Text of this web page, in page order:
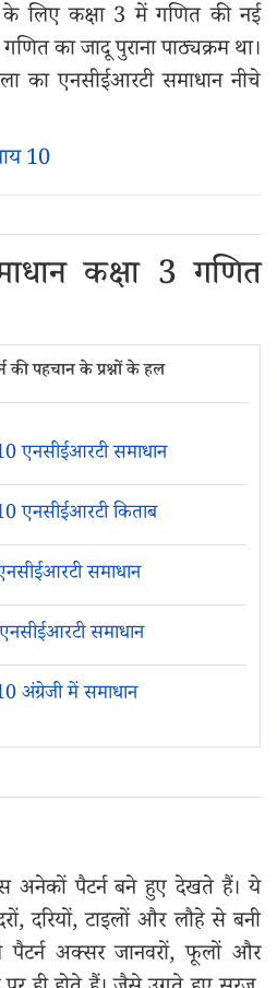
लिए कक्षा 3 में गणित की नई
का जादू पुराना पाठ्यक्रम था।
का एनसीईआरटी समाधान नीचे
10
कक्षा 3 गणित
की पहचान के प्रश्नों के हल
एनसीईआरटी समाधान
एनसीईआरटी किताब
समाधान
समाधान
अंग्रेजी में समाधान
अनेकों पैटर्न बने हुए देखते हैं। ये
दरियों, टाइलों और लौहे से बनी
पैटर्न अक्सर जानवरों, फूलों और